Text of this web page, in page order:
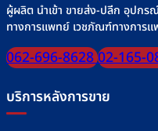
ผู้ผลิต นำเข้า ขายส่ง-ปลีก อุปก
ทางการแพทย์ เวชภัณฑ์ทางการ
062-696-862802-165-
บริการหลังการขาย